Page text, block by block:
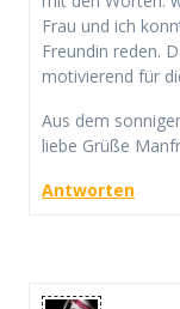
Frau und ich
Freundin reden.
motivierend für
Aus dem
liebe Grüße
Antworten